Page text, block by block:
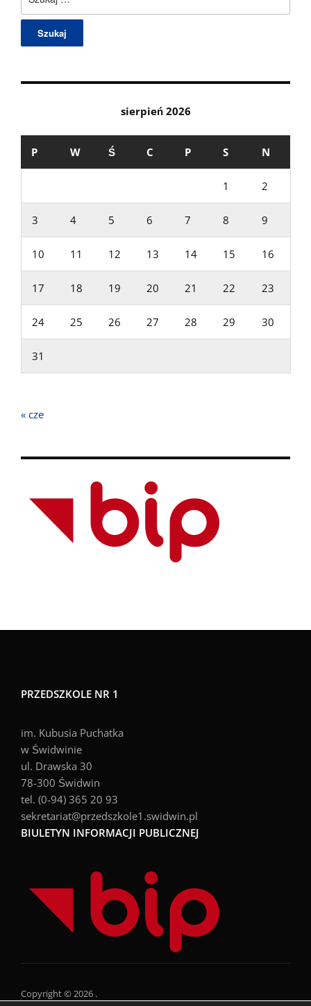
sierpień 2026
P W Ś C P S N
1 2
3 4 5 6 7 8 9
10 11 12 13 14 15 16
17 18 19 20 21 22 23
24 25 26 27 28 29 30
31
« cze
PRZEDSZKOLE NR 1
im. Kubusia Puchatka
w Świdwinie
ul. Drawska 30
78-300 Świdwin
tel. (0-94) 365 20 93
sekretariat@przedszkole1.swidwin.pl
BIULETYN INFORMACJI PUBLICZNEJ
Copyright © 2026 .